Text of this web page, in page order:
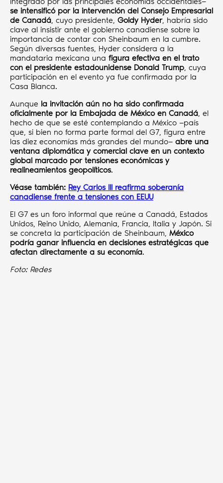
se intensificó por la intervención del Consejo Empresarial
de Canadá, cuyo presidente, Goldy Hyder, habría sido
clave al insistir ante el gobierno canadiense sobre la
importancia de contar con Sheinbaum en la cumbre.
Según diversas fuentes, Hyder considera a la
mandataria mexicana una figura efectiva en el trato
con el presidente estadounidense Donald Trump, cuya
participación en el evento ya fue confirmada por la
Casa Blanca.
Aunque la invitación aún no ha sido confirmada
oficialmente por la Embajada de México en Canadá, el
hecho de que se esté contemplando a México —país
que, si bien no forma parte formal del G7, figura entre
las diez economías más grandes del mundo— abre una
ventana diplomática y comercial clave en un contexto
global marcado por tensiones económicas y
realineamientos geopolíticos.
Véase también: Rey Carlos III reafirma soberanía
canadiense frente a tensiones con EEUU
El G7 es un foro informal que reúne a Canadá, Estados
Unidos, Reino Unido, Alemania, Francia, Italia y Japón. Si
se concreta la participación de Sheinbaum, México
podría ganar influencia en decisiones estratégicas que
afectan directamente a su economía.
Foto: Redes